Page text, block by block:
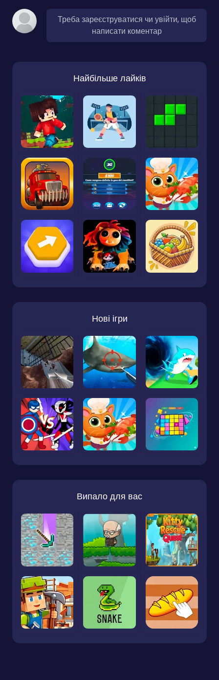
Треба зареєструватися чи увійти, щоб
написати коментар
Найбільше лайків
Нові ігри
Випало для вас